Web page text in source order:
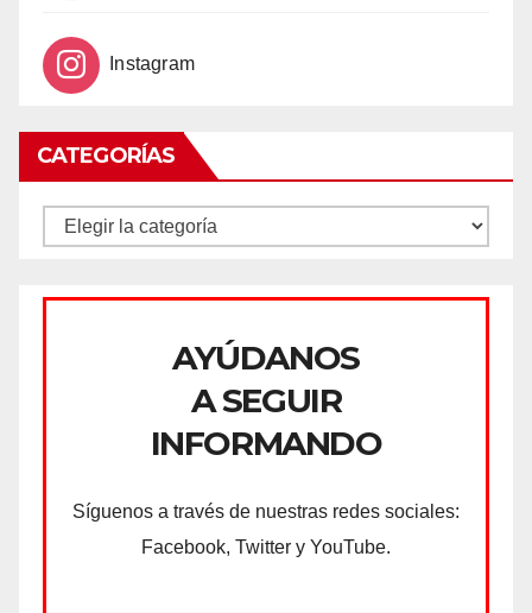
Instagram
CATEGORÍAS
CATEGORÍAS
AYÚDANOS
A SEGUIR
INFORMANDO
Síguenos a través de nuestras redes sociales:
Facebook, Twitter y YouTube.